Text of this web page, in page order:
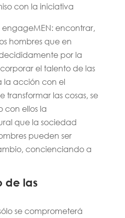
con la iniciativa
engageMEN: encontrar,
hombres que en
por la
el talento de las
la acción con el
transformar las cosas, se
con ellos la
que la sociedad
pueden ser
concienciando a
de las
se comprometerá